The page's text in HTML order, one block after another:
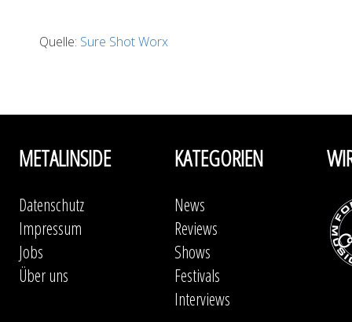
Quelle: Sure Shot Worx
METALINSIDE
Datenschutz
Impressum
Jobs
Über uns
KATEGORIEN
News
Reviews
Shows
Festivals
Interviews